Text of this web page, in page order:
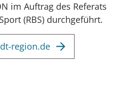
im Auftrag des Referats
(RBS) durchgeführt.
region.de